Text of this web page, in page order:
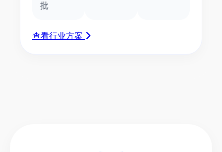
批
查看行业方案